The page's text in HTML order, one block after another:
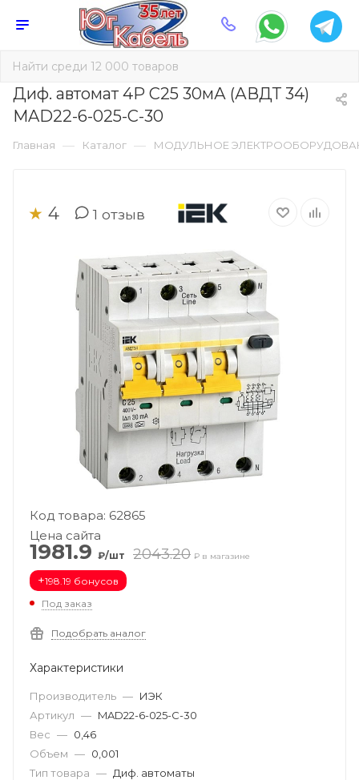
Диф. автомат 4Р C25 30мА (АВДТ 34)
MAD22-6-025-C-30
Главная — Каталог — МОДУЛЬНОЕ
★ 4 1 отзыв
Код товара: 62865
Цена сайта
1981.9 ₽/шт 2043.20 ₽ в магазине
+198.19 бонусов
Под заказ
Подобрать аналог
Характеристики
Производитель — ИЭК
Артикул — MAD22-6-025-C-30
Вес — 0,46
Объем — 0,001
Тип товара — Диф. автоматы